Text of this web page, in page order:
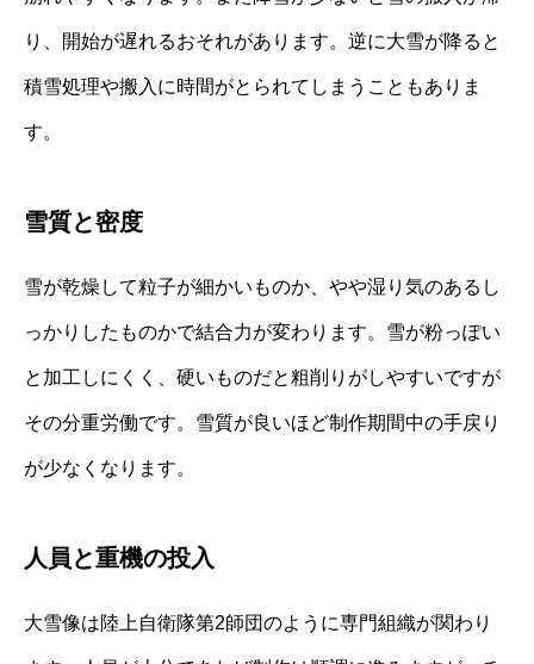
り、開始が遅れるおそれがあります。逆に大雪が降ると
積雪処理や搬入に時間がとられてしまうこともありま
す。
雪質と密度
雪が乾燥して粒子が細かいものか、やや湿り気のあるし
っかりしたものかで結合力が変わります。雪が粉っぽい
と加工しにくく、硬いものだと粗削りがしやすいですが
その分重労働です。雪質が良いほど制作期間中の手戻り
が少なくなります。
人員と重機の投入
大雪像は陸上自衛隊第2師団のように専門組織が関わり